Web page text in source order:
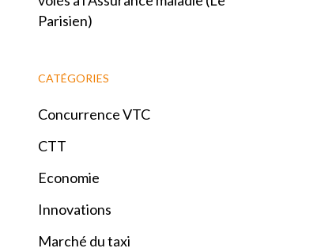
Parisien)
CATÉGORIES
Concurrence VTC
CTT
Economie
Innovations
Marché du taxi